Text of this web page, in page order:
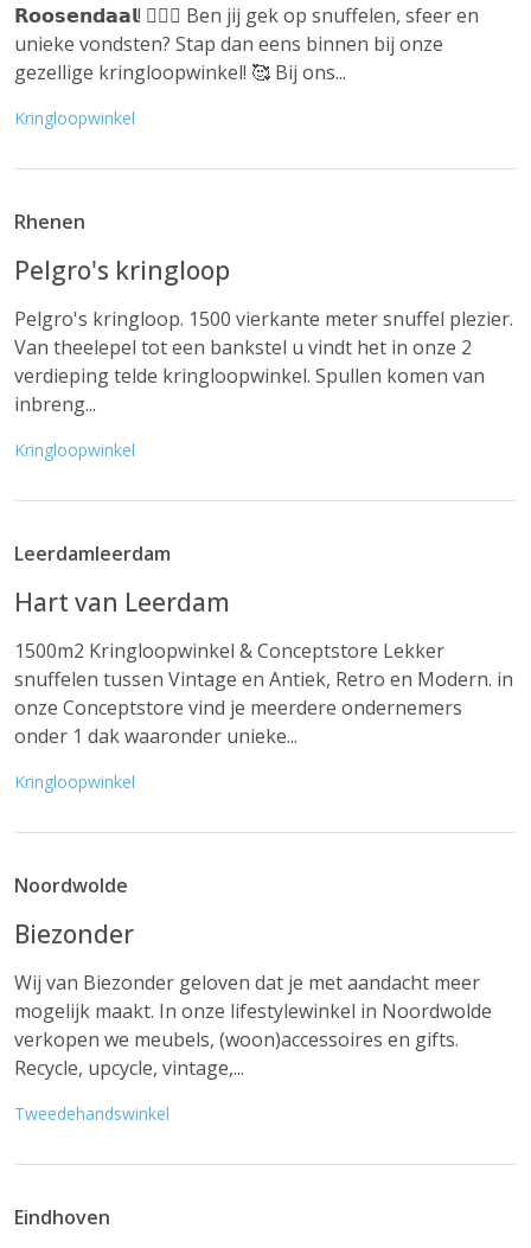
𝗥𝗼𝗼𝘀𝗲𝗻𝗱𝗮𝗮𝗹! 🕵️‍♂️✨ Ben jij gek op snuffelen, sfeer en
unieke vondsten? Stap dan eens binnen bij onze
gezellige kringloopwinkel! 🥰 Bij ons...
Kringloopwinkel
Rhenen
Pelgro's kringloop
Pelgro's kringloop. 1500 vierkante meter snuffel plezier.
Van theelepel tot een bankstel u vindt het in onze 2
verdieping telde kringloopwinkel. Spullen komen van
inbreng...
Kringloopwinkel
Leerdamleerdam
Hart van Leerdam
1500m2 Kringloopwinkel & Conceptstore Lekker
snuffelen tussen Vintage en Antiek, Retro en Modern. in
onze Conceptstore vind je meerdere ondernemers
onder 1 dak waaronder unieke...
Kringloopwinkel
Noordwolde
Biezonder
Wij van Biezonder geloven dat je met aandacht meer
mogelijk maakt. In onze lifestylewinkel in Noordwolde
verkopen we meubels, (woon)accessoires en gifts.
Recycle, upcycle, vintage,...
Tweedehandswinkel
Eindhoven